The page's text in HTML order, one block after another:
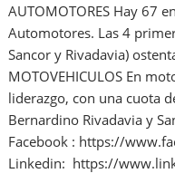
AUTOMOTORES Hay 67
Automotores. Las 4
Sancor y Rivadavia)
MOTOVEHICULOS En
liderazgo, con una cuota
Bernardino Rivadavia y
Facebook : https://
Linkedin: https://